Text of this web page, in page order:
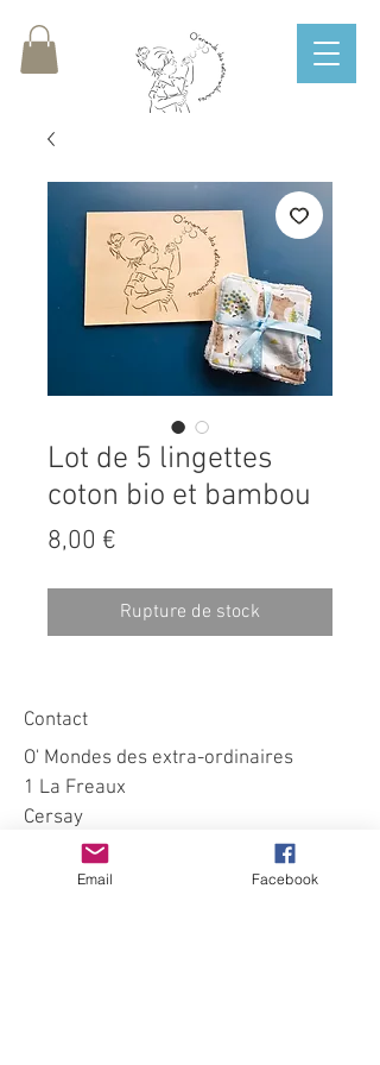
Lot de 5 lingettes
coton bio et bambou
8,00 €
Rupture de stock
Contact
O' Mondes des extra-ordinaires
1 La Freaux
Cersay
79290 Val en Vignes
Email Facebook